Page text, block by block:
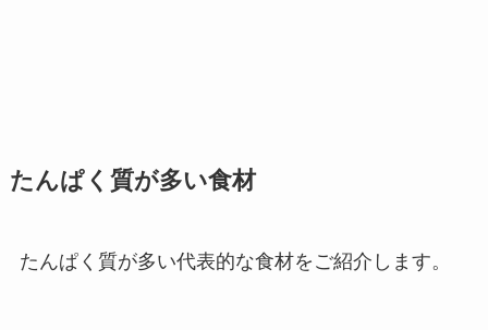
たんぱく質が多い食材
たんぱく質が多い代表的な食材をご紹介します。